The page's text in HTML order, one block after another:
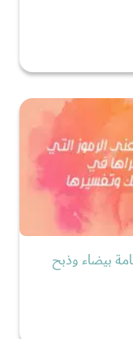
بيضاء وذبح